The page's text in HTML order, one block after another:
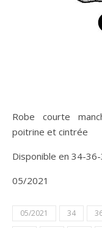
Robe courte manches longues avec découpes sous
poitrine et cintrée
Disponible en 34-
05/2021
05/2021 34